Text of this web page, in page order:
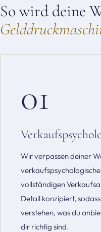
So wird deine
01
Wir verpassen deiner
vollständigen
Detail konzipiert,
verstehen, was du
dir richtig sind.